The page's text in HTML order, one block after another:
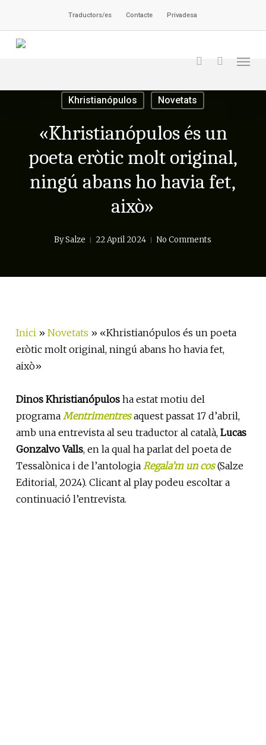
main
Traductors/es Contacte Privadesa
search
Khristianópulos Novetats
«Khristianópulos és un
poeta eròtic molt original,
ningú abans ho havia fet,
això»
BySalze 22 April 2024 No Comments
Inici» Novetats » «Khristianópulos és un poeta
eròtic molt original, ningú abans ho havia fet,
això»
Dinos Khristianópulosha estat motiu del
programa Mentrimentresaquest passat 17 d’abril,
amb una entrevista al seu traductor al català, Lucas
Gonzalvo Valls, en la qual ha parlat del poeta de
Tessalònica i de l’antologia Regala’m un cos(Salze
Editorial, 2024). Clicant al play podeu escoltar a
continuació l’entrevista.